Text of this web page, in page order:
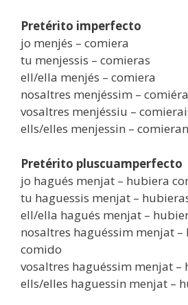
Pretérito imperfecto
jo menjés – comiera
tu menjessis – comieras
ell/ella menjés – comiera
nosaltres menjéssim –
vosaltres menjéssiu –
ells/elles menjessin – comieran
Pretérito pluscuamperfecto
jo hagués menjat – hubiera
tu haguessis menjat –
ell/ella hagués menjat –
nosaltres haguéssim menjat
comido
vosaltres haguéssim menjat
ells/elles haguessin menjat –